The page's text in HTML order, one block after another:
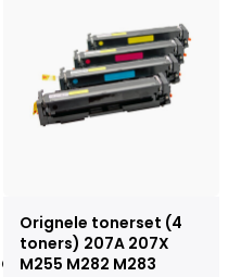
Orignele tonerset (4
toners) 207A 207X
M255 M282 M283